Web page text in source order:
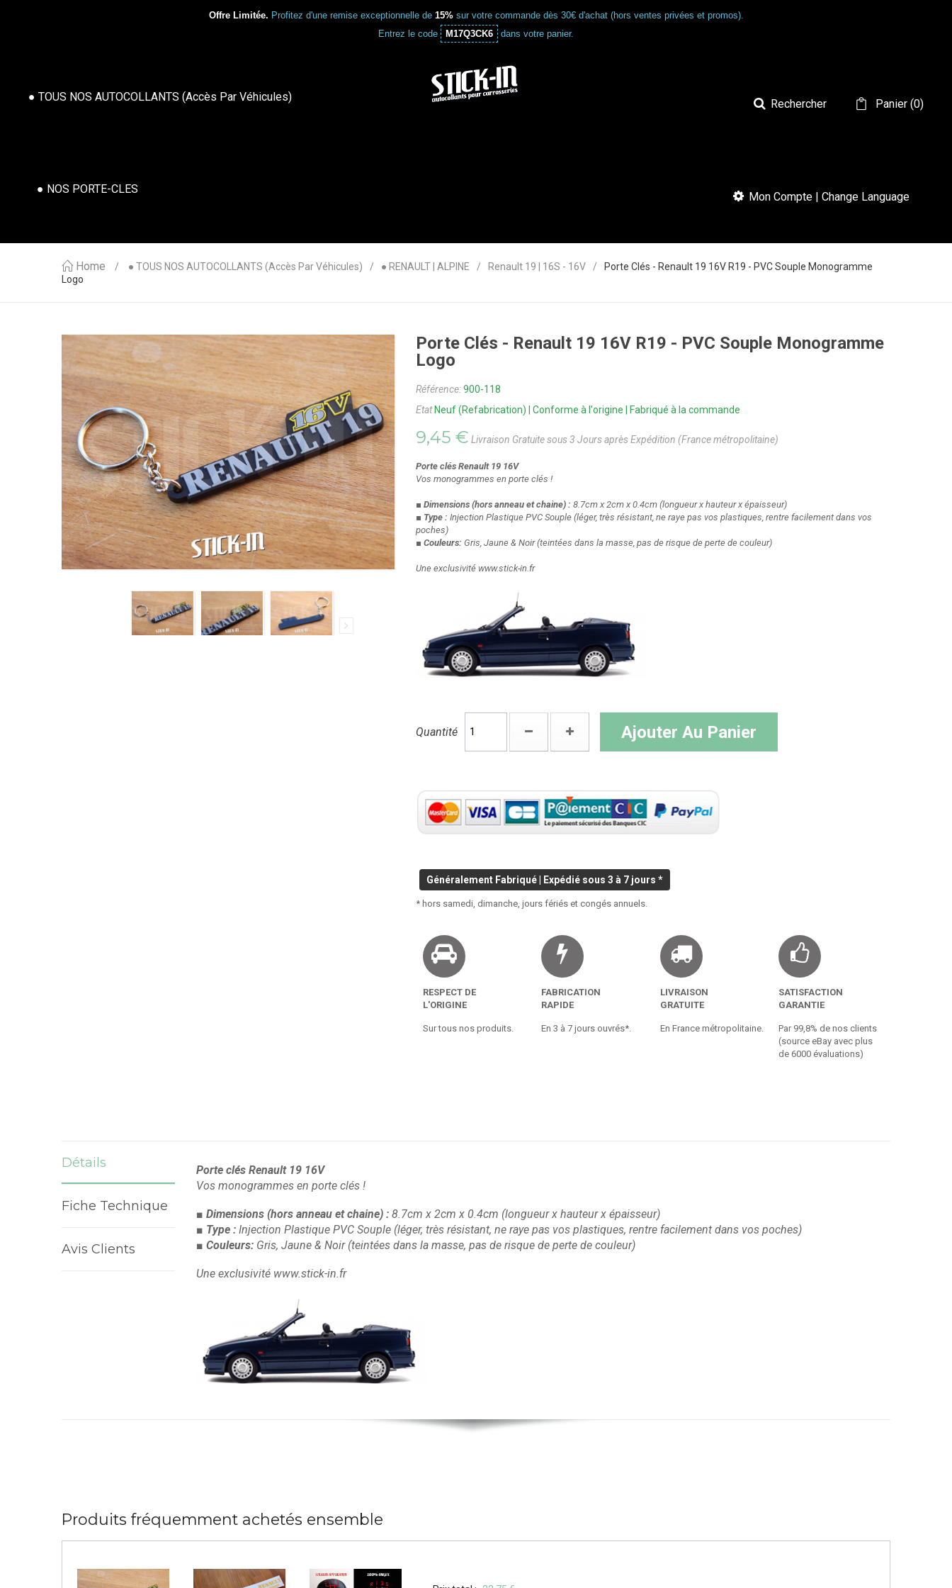
Offre Limitée. Profitez d'une remise exceptionnelle de 15%sur votre commande dès 30€ d'achat (hors ventes privées et promos).
Entrez le code
M17Q3CK6 dans votre panier.
● TOUS NOS AUTOCOLLANTS (accès Par Véhicules)
● NOS PORTE-CLES
Panier(0)
Rechercher
Mon Compte | Change Language
Home ● TOUS NOS AUTOCOLLANTS (accès Par Véhicules) ● RENAULT | ALPINE Renault 19 | 16S - 16V
Porte Clés - Renault 19 16V R19 - PVC Souple Monogramme
Logo
Porte Clés - Renault 19 16V R19 - PVC Souple Monogramme
Logo
Référence:900-118
Etat Neuf (Refabrication) | Conforme à l'origine | Fabriqué à la commande
9,45 € Livraison Gratuite sous 3 Jours après Expédition (France métropolitaine)
Porte clés Renault 19 16V
Vos monogrammes en porte clés !
■ Dimensions (hors anneau et chaine) : 8.7cm x 2cm x 0.4cm (longueur x hauteur x épaisseur)
■ Type : Injection Plastique PVC Souple (léger, très résistant, ne raye pas vos plastiques, rentre facilement dans vos
poches)
■ Couleurs: Gris, Jaune & Noir(teintées dans la masse, pas de risque de perte de couleur)
Une exclusivité www.stick-in.fr
Quantité Ajouter Au Panier
Généralement Fabriqué | Expédié sous 3 à 7 jours *
* hors samedi, dimanche, jours fériés et congés annuels.
RESPECT DE
L'ORIGINE
Sur tous nos produits.
FABRICATION
RAPIDE
En 3 à 7 jours ouvrés*.
LIVRAISON
GRATUITE
En France métropolitaine.
SATISFACTION
GARANTIE
Par 99,8% de nos clients
(source eBay avec plus
de 6000 évaluations)
Détails
Fiche Technique
Avis Clients
Porte clés Renault 19 16V
Vos monogrammes en porte clés !
■ Dimensions (hors anneau et chaine) : 8.7cm x 2cm x 0.4cm (longueur x hauteur x épaisseur)
■ Type : Injection Plastique PVC Souple (léger, très résistant, ne raye pas vos plastiques, rentre facilement dans vos poches)
■ Couleurs: Gris, Jaune & Noir (teintées dans la masse, pas de risque de perte de couleur)
Une exclusivité www.stick-in.fr
Produits fréquemment achetés ensemble